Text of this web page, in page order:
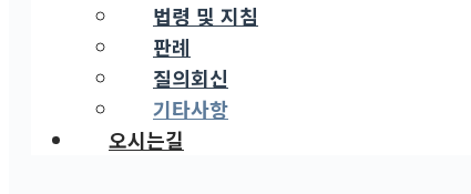
법령 및 지침
판례
질의회신
기타사항
오시는길